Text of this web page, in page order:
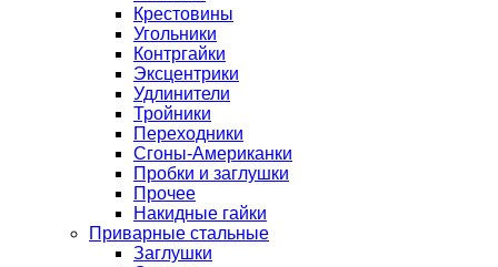
Крестовины
Угольники
Контргайки
Эксцентрики
Удлинители
Тройники
Переходники
Сгоны-Американки
Пробки и заглушки
Прочее
Накидные гайки
Приварные стальные
Заглушки